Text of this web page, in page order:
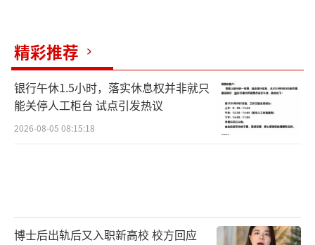
精彩推荐
银行午休1.5小时，落实休息权并非就只
能关停人工柜台 试点引发热议
2026-08-05 08:15:18
博士后出轨后又入职新高校 校方回应